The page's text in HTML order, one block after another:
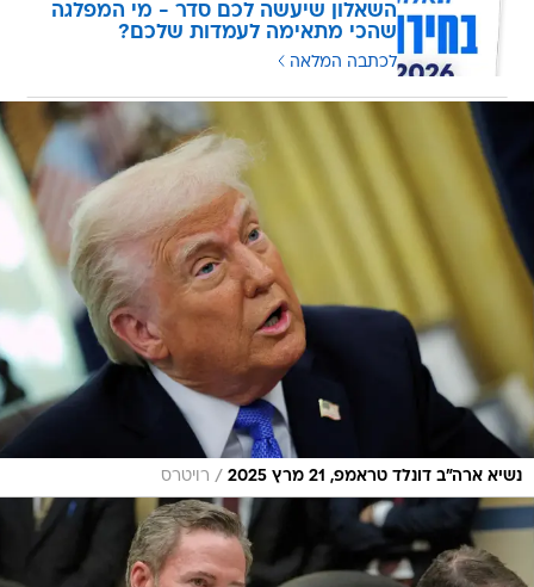
השאלון שיעשה לכם סדר - מי המפלגה
שהכי מתאימה לעמדות שלכם?
לכתבה המלאה
נשיא ארה"ב דונלד טראמפ, 21 מרץ 2025 / רויטרס